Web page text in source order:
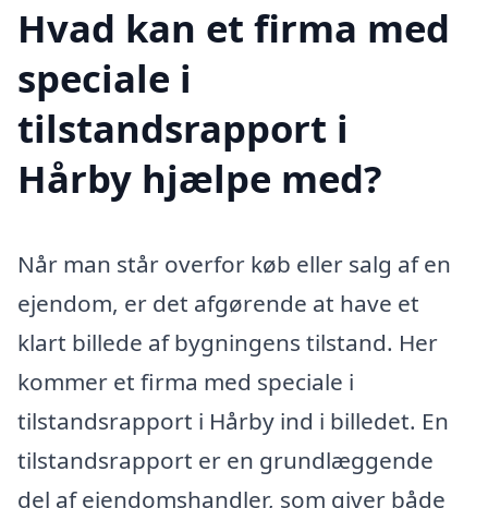
Hvad kan et firma med
speciale i
tilstandsrapport i
Hårby hjælpe med?
Når man står overfor køb eller salg af en
ejendom, er det afgørende at have et
klart billede af bygningens tilstand. Her
kommer et firma med speciale i
tilstandsrapport i Hårby ind i billedet. En
tilstandsrapport er en grundlæggende
del af ejendomshandler, som giver både